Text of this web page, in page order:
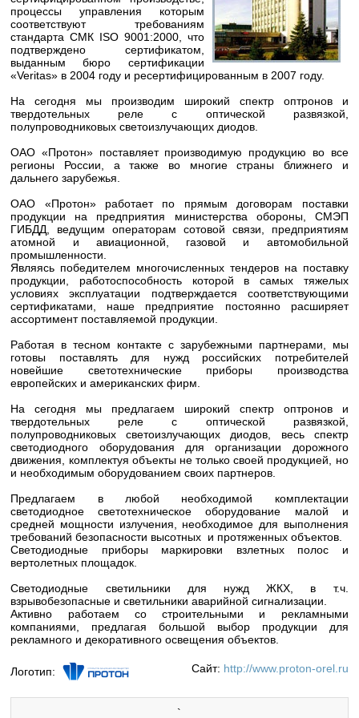
процессы управления которым
соответствуют требованиям
стандарта СМК ISO 9001:2000, что
подтверждено сертификатом,
выданным бюро сертификации
«Veritas» в 2004 году и ресертифицированным в 2007 году.
На сегодня мы производим широкий спектр оптронов и
твердотельных реле с оптической развязкой,
полупроводниковых светоизлучающих диодов.
ОАО «Протон» поставляет производимую продукцию во все
регионы России, а также во многие страны ближнего и
дальнего зарубежья.
ОАО «Протон» работает по прямым договорам поставки
продукции на предприятия министерства обороны, СМЭП
ГИБДД, ведущим операторам сотовой связи, предприятиям
атомной и авиационной, газовой и автомобильной
промышленности.
Являясь победителем многочисленных тендеров на поставку
продукции, работоспособность которой в самых тяжелых
условиях эксплуатации подтверждается соответствующими
сертификатами, наше предприятие постоянно расширяет
ассортимент поставляемой продукции.
Работая в тесном контакте с зарубежными партнерами, мы
готовы поставлять для нужд российских потребителей
новейшие светотехнические приборы производства
европейских и американских фирм.
На сегодня мы предлагаем широкий спектр оптронов и
твердотельных реле с оптической развязкой,
полупроводниковых светоизлучающих диодов, весь спектр
светодиодного оборудования для организации дорожного
движения, комплектуя объекты не только своей продукцией, но
и необходимым оборудованием своих партнеров.
Предлагаем в любой необходимой комплектации
светодиодное светотехническое оборудование малой и
средней мощности излучения, необходимое для выполнения
требований безопасности высотных и протяженных объектов.
Светодиодные приборы маркировки взлетных полос и
вертолетных площадок.
Светодиодные светильники для нужд ЖКХ, в т.ч.
взрывобезопасные и светильники аварийной сигнализации.
Активно работаем со строительными и рекламными
компаниями, предлагая большой выбор продукции для
рекламного и декоративного освещения объектов.
Логотип: Сайт: http://www.proton-orel.ru
`